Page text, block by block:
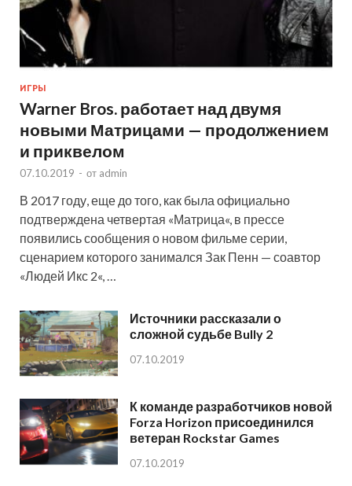
ИГРЫ
Warner Bros. работает над двумя
новыми Матрицами — продолжением
и приквелом
07.10.2019 - от admin
В 2017 году, еще до того, как была официально
подтверждена четвертая «Матрица«, в прессе
появились сообщения о новом фильме серии,
сценарием которого занимался Зак Пенн — соавтор
«Людей Икс 2«, …
Источники рассказали о
сложной судьбе Bully 2
07.10.2019
К команде разработчиков новой
Forza Horizon присоединился
ветеран Rockstar Games
07.10.2019